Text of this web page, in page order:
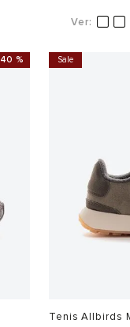
40 % Sale
Tenis Allbirds